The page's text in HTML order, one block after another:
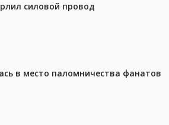
силовой провод
в место паломничества фанатов